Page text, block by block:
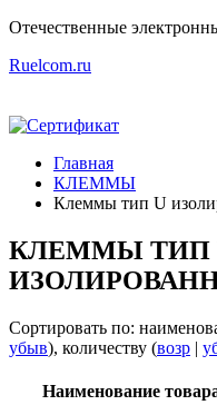
Отечественные
Ruelcom.ru
Главная
КЛЕММЫ
Клеммы тип U
КЛЕММЫ ТИП
Сортировать по:
убыв), количеству (возр |
Наименование